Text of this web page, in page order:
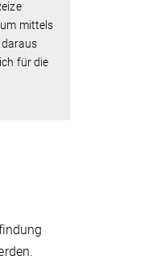
mittels
für die